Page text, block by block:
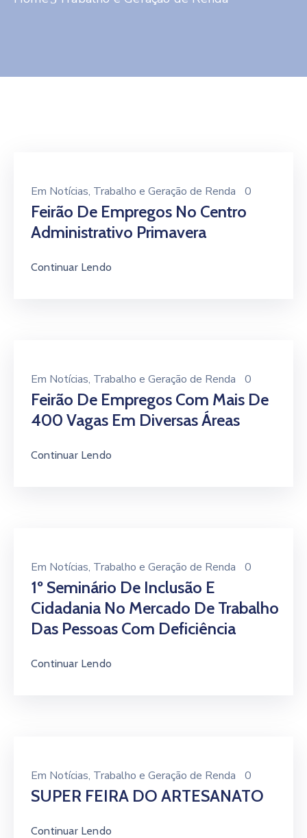
Em Notícias‚ Trabalho e Geração de Renda 0
Feirão De Empregos No Centro
Administrativo Primavera
Continuar Lendo
Em Notícias‚ Trabalho e Geração de Renda 0
Feirão De Empregos Com Mais De
400 Vagas Em Diversas Áreas
Continuar Lendo
Em Notícias‚ Trabalho e Geração de Renda 0
1º Seminário De Inclusão E
Cidadania No Mercado De Trabalho
Das Pessoas Com Deficiência
Continuar Lendo
Em Notícias‚ Trabalho e Geração de Renda 0
SUPER FEIRA DO ARTESANATO
Continuar Lendo